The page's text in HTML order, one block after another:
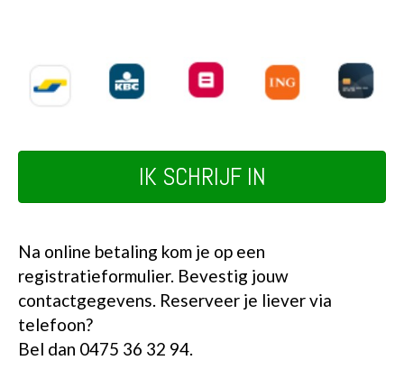
IK SCHRIJF IN
Na online betaling kom je op een
registratieformulier. Bevestig jouw
contactgegevens. Reserveer je liever via
telefoon?
Bel dan 0475 36 32 94.